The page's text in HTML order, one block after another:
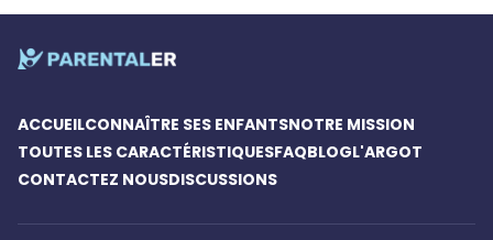
ACCUEILCONNAÎTRE SES ENFANTSNOTRE MISSION
TOUTES LES CARACTÉRISTIQUESFAQBLOGL'ARGOT
CONTACTEZ NOUSDISCUSSIONS